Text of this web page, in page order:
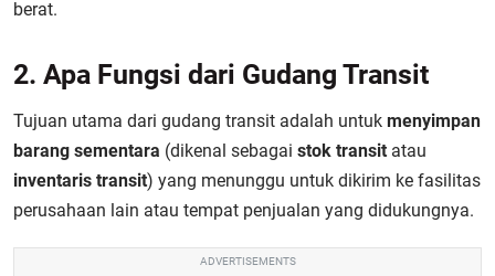
berat.
2. Apa Fungsi dari Gudang Transit
Tujuan utama dari gudang transit adalah untuk menyimpan
barang sementara (dikenal sebagai stok transit atau
inventaris transit) yang menunggu untuk dikirim ke fasilitas
perusahaan lain atau tempat penjualan yang didukungnya.
ADVERTISEMENTS